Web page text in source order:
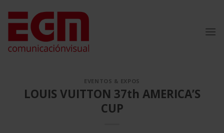
contenido
EVENTOS & EXPOS
LOUIS VUITTON 37th AMERICA’S
CUP